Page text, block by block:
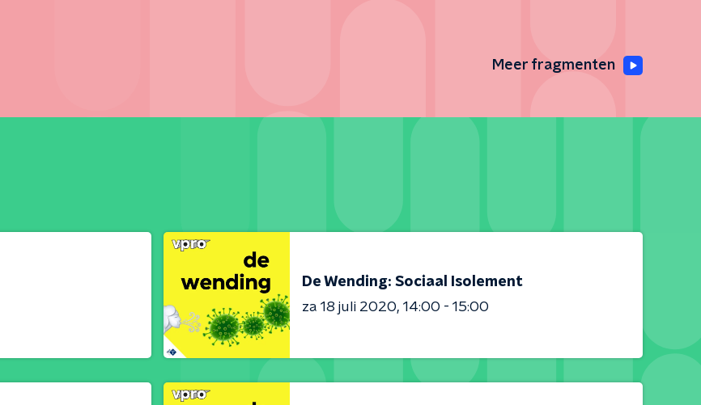
Meer fragmenten
De Wending: Sociaal Isolement
za 18 juli 2020 14:00 - 15:00